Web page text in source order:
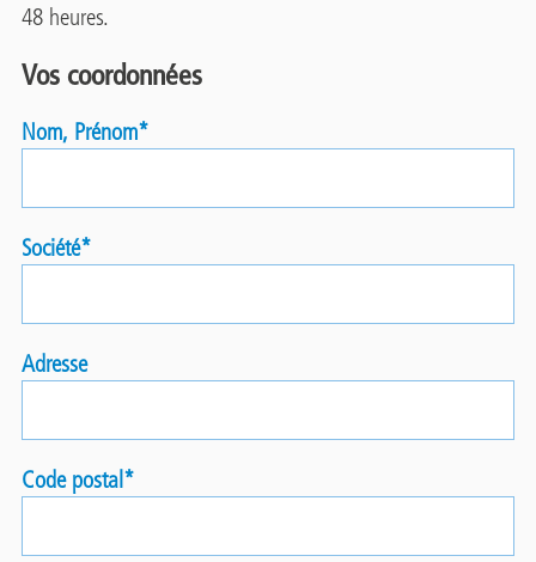
48 heures.
Vos coordonnées
Nom, Prénom
Société
Adresse
Code postal